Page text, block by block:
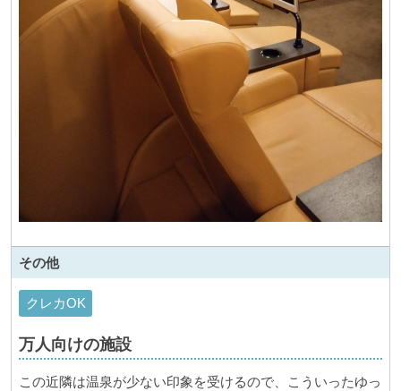
その他
クレカOK
万人向けの施設
この近隣は温泉が少ない印象を受けるので、こういったゆっ